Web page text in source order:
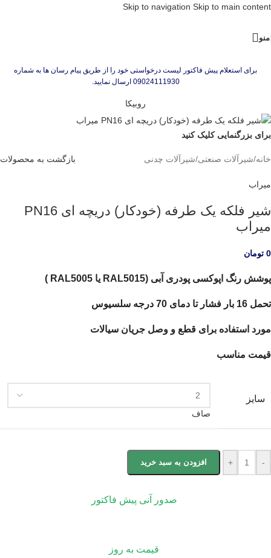
Skip to navigation Skip to main content
منو
برای استعلام پیش فاکتور لیست درخواستی خود را از طریق پیام رسان ها به شماره
09024111930 ارسال نمایید.
روبیکا
برای بزرگنمایی کلیک کنید
خانه/شیرآلات صنعتی/شیرآلات چدنی بازگشت به محصولات
میراب
شیر فلکه یک طرفه (خودکار) دریچه ای PN16
میراب
0 تومان
پوشش رنگ اپوکسی پودری آبی (RAL5015 یا RAL5005 )
تحمل 16 بار فشار تا دمای 70 درجه سلسیوس
مورد استفاده برای قطع و وصل جریان سیالات
قیمت مناسب
سایز
صاف
-
+ افزودن به سبد خرید
صدور آنی پیش فاکتور
قیمت به روز